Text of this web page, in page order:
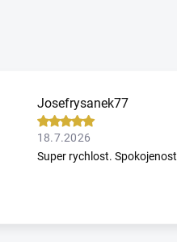
Josefrysanek77
18.7.2026
Super rychlost. Spokojenost